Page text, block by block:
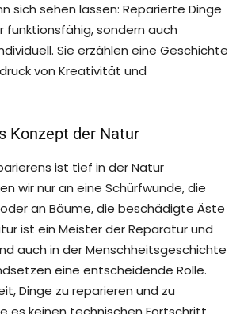
sich sehen lassen: Reparierte Dinge
funktionsfähig, sondern auch
Sie erzählen eine Geschichte
von Kreativität und
Konzept der Natur
ist tief in der Natur
wir nur an eine Schürfwunde, die
an Bäume, die beschädigte Äste
ist ein Meister der Reparatur und
auch in der Menschheitsgeschichte
eine entscheidende Rolle.
Dinge zu reparieren und zu